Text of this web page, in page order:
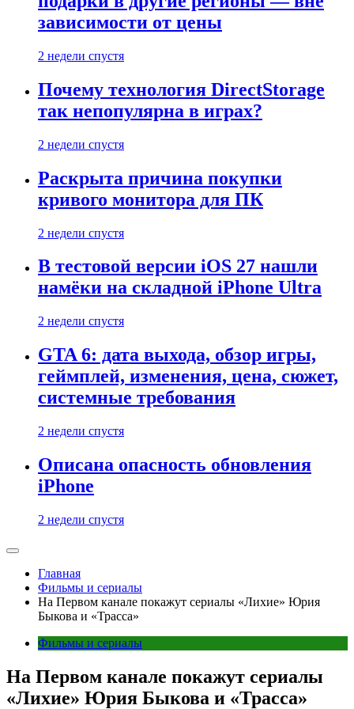
зависимости от цены
2 недели спустя
Почему технология DirectStorage
так непопулярна в играх?
2 недели спустя
Раскрыта причина покупки
кривого монитора для ПК
2 недели спустя
В тестовой версии iOS 27 нашли
намёки на складной iPhone Ultra
2 недели спустя
GTA 6: дата выхода, обзор игры,
геймплей, изменения, цена, сюжет,
системные требования
2 недели спустя
Описана опасность обновления
iPhone
2 недели спустя
Главная
Фильмы и сериалы
На Первом канале покажут сериалы «Лихие» Юрия
Быкова и «Трасса»
Фильмы и сериалы
На Первом канале покажут сериалы
«Лихие» Юрия Быкова и «Трасса»